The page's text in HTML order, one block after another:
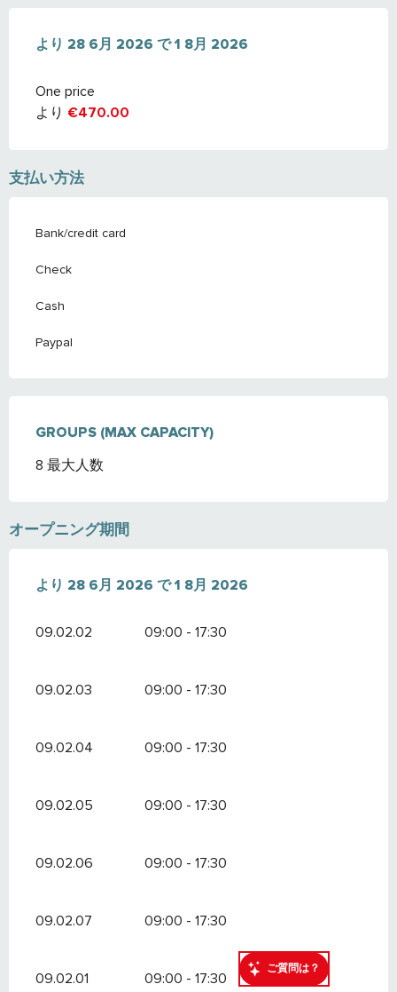
ご質問は？
より 28 6月 2026 で1 8月 2026
より 28 6月 2026 で1 8月 2026
One price
より €470.00
支払い方法
Bank/credit card
Check
Cash
Paypal
GROUPS (MAX CAPACITY)
GROUPS (MAX CAPACITY)
8 最大人数
オープニング期間
より 28 6月 2026 で1 8月 2026
より 28 6月 2026 で1 8月 2026
09.02.02 09:00 - 17:30
09.02.03 09:00 - 17:30
09.02.04 09:00 - 17:30
09.02.05 09:00 - 17:30
09.02.06 09:00 - 17:30
09.02.07 09:00 - 17:30
09.02.01 09:00 - 17:30